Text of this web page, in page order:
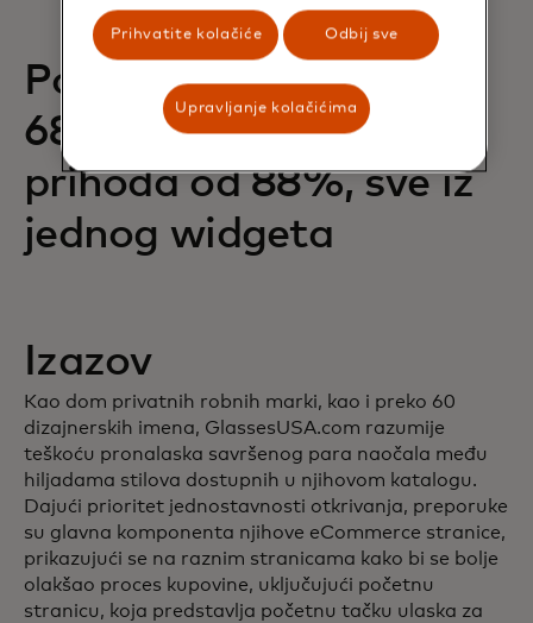
Povećanje kupovina od
68% i povećanje
prihoda od 88%, sve iz
jednog widgeta
Izazov
Kao dom privatnih robnih marki, kao i preko 60
dizajnerskih imena, GlassesUSA.com razumije
teškoću pronalaska savršenog para naočala među
hiljadama stilova dostupnih u njihovom katalogu.
Dajući prioritet jednostavnosti otkrivanja, preporuke
su glavna komponenta njihove eCommerce stranice,
prikazujući se na raznim stranicama kako bi se bolje
olakšao proces kupovine, uključujući početnu
stranicu, koja predstavlja početnu tačku ulaska za
Prihvatite kolačiće Odbij sve
Upravljanje kolačićima